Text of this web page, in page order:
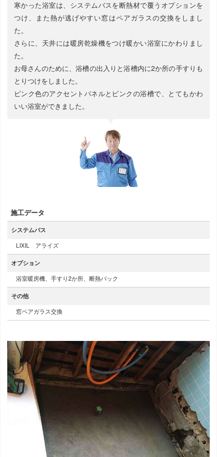
寒かった浴室は、システムバスを断熱材で覆うオプションを
つけ、また熱が逃げやすい窓はペアガラスの交換をしまし
た。
さらに、天井には暖房乾燥機をつけ暖かい浴室にかわりまし
た。
お母さんのために、浴槽の出入りと浴槽内に2か所の手すりも
とりつけをしました。
ピンク色のアクセントパネルとピンクの浴槽で、とてもかわ
いい浴室ができました。
施工データ
システムバス
LIXIL アライズ
オプション
浴室暖房機、手すり2か所、断熱パック
その他
窓ペアガラス交換